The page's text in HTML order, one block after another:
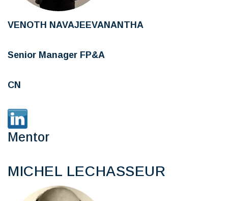
VENOTH NAVAJEEVANANTHA
Senior Manager FP&A
CN
Mentor
MICHEL LECHASSEUR